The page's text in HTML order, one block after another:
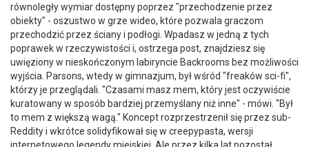
równoległy wymiar dostępny poprzez "przechodzenie przez
obiekty" - oszustwo w grze wideo, które pozwala graczom
przechodzić przez ściany i podłogi. Wpadasz w jedną z tych
poprawek w rzeczywistości i, ostrzega post, znajdziesz się
uwięziony w nieskończonym labiryncie Backrooms bez możliwości
wyjścia. Parsons, wtedy w gimnazjum, był wśród "freaków sci-fi",
którzy je przeglądali. "Czasami masz mem, który jest oczywiście
kuratowany w sposób bardziej przemyślany niż inne" - mówi. "Był
to mem z większą wagą." Koncept rozprzestrzenił się przez sub-
Reddity i wkrótce solidyfikował się w creepypasta, wersji